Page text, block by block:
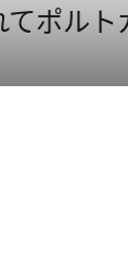
てポル